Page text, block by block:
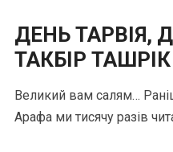
ДЕНЬ ТАРВІЯ,
ТАКБІР ТАШРІК
Великий вам салям…
Арафа ми тисячу разів